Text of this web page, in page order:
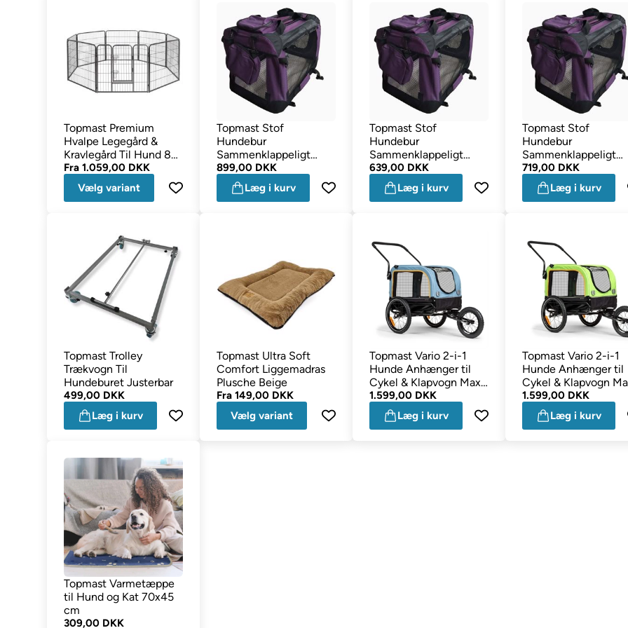
Topmast Premium
Hvalpe Legegård &
Kravlegård Til Hund 8
Sider Antracit
Fra1.059,00 DKK
Vælg variant
Topmast Stof
Hundebur
Sammenklappeligt
Design Astrid Smuk
Lilla 102cm
899,00 DKK
Læg i kurv
Topmast Stof
Hundebur
Sammenklappeligt
Design Astrid Smuk
Lilla 70cm
639,00 DKK
Læg i kurv
Topmast Stof
Hundebur
Sammenklappeligt
Design Astrid Smuk
Lilla 81cm
719,00 DKK
Læg i kurv
Topmast Trolley
Trækvogn Til
Hundeburet Justerbar
499,00 DKK
Læg i kurv
Topmast Ultra Soft
Comfort Liggemadras
Plusche Beige
Fra149,00 DKK
Vælg variant
Topmast Vario 2-i-1
Hunde Anhænger til
Cykel & Klapvogn Max
30 Kg BLÅ
1.599,00 DKK
Læg i kurv
Topmast Vario 2-i-1
Hunde Anhænger til
Cykel & Klapvogn
30 Kg. GRØN
1.599,00 DKK
Læg i kurv
Topmast Varmetæppe
til Hund og Kat 70x45
cm
309,00 DKK